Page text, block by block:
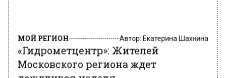
«Гидрометцентр»: Жителей
Московского региона ждет
дождливая неделя